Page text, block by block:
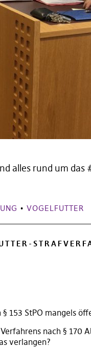
alles rund um
• VOGELFUTTER
153 StPO mangels
nach § 170
verlangen?